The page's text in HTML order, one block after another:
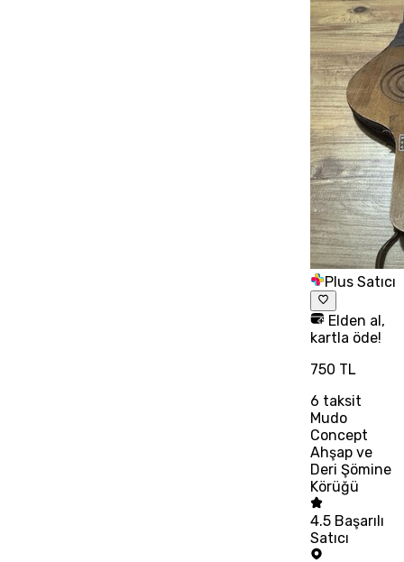
Plus Satıcı
Elden al,
kartla öde!
750 TL
6 taksit
Mudo
Concept
Ahşap ve
Deri Şömine
Körüğü
4.5 Başarılı
Satıcı